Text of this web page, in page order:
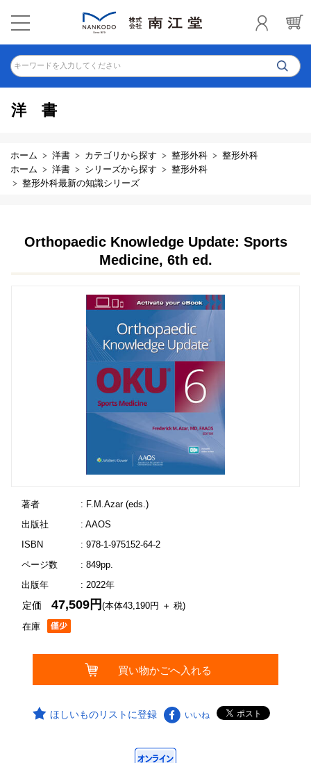
キーワードを入力してください
洋書
ホーム 洋書 カテゴリから探す 整形外科
整形外科
ホーム
洋書 シリーズから探す
整形外科
整形外科最新の知識シリーズ
Orthopaedic Knowledge Update: Sports
Medicine, 6th ed.
著者
: F.M.Azar (eds.)
出版社
: AAOS
ISBN
: 978-1-975152-64-2
ページ数
: 849pp.
出版年
: 2022年
在庫
定価47,509円(本体43,190円 ＋ 税)
ほしいものリストに登録 いいね